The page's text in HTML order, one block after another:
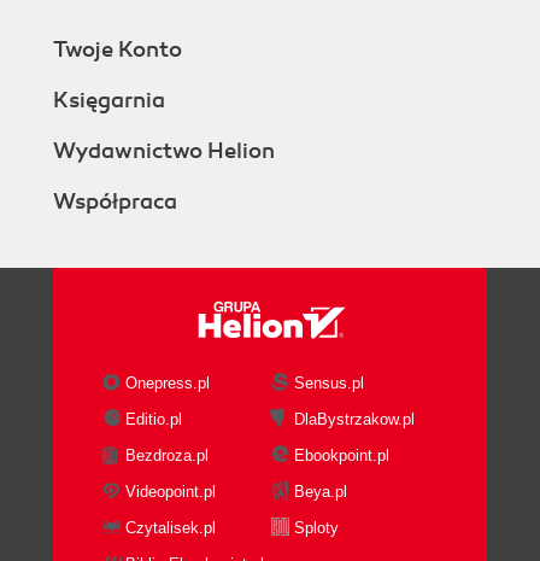
Twoje Konto
Księgarnia
Wydawnictwo Helion
Współpraca
Onepress.pl
Sensus.pl
Editio.pl
DlaBystrzakow.pl
Bezdroza.pl
Ebookpoint.pl
Videopoint.pl
Beya.pl
Czytalisek.pl
Sploty